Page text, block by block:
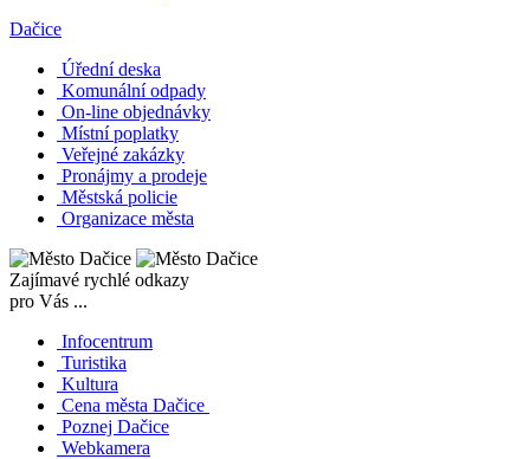
Dačice
Úřední deska
Komunální odpady
On-line objednávky
Místní poplatky
Veřejné zakázky
Pronájmy a prodeje
Městská policie
Organizace města
Zajímavé rychlé odkazy
pro Vás ...
Infocentrum
Turistika
Kultura
Cena města Dačice
Poznej Dačice
Webkamera